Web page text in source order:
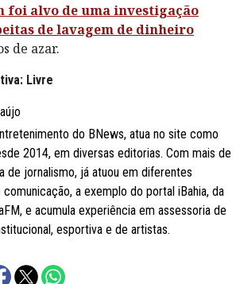
foi alvo de uma investigação
de lavagem de dinheiro
de azar.
Livre
do BNews, atua no site como
2014, em diversas editorias. Com mais de
de jornalismo, já atuou em diferentes
a exemplo do portal iBahia, da
e acumula experiência em assessoria de
esportiva e de artistas.